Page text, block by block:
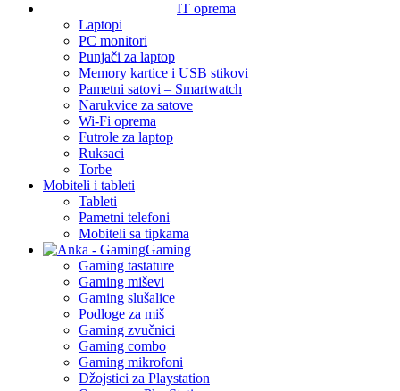
IT oprema
Laptopi
PC monitori
Punjači za laptop
Memory kartice i USB stikovi
Pametni satovi – Smartwatch
Narukvice za satove
Wi-Fi oprema
Futrole za laptop
Ruksaci
Torbe
Mobiteli i tableti
Tableti
Pametni telefoni
Mobiteli sa tipkama
Gaming
Gaming tastature
Gaming miševi
Gaming slušalice
Podloge za miš
Gaming zvučnici
Gaming combo
Gaming mikrofoni
Džojstici za Playstation